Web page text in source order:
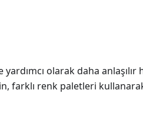
olarak daha
farklı renk paletleri